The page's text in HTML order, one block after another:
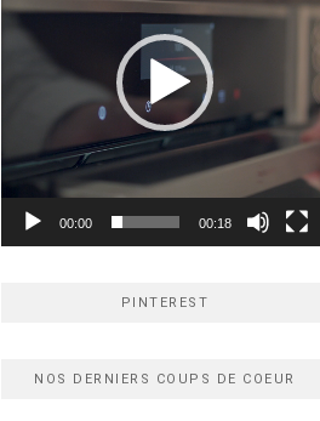
00:00 00:18
PINTEREST
NOS DERNIERS COUPS DE COEUR